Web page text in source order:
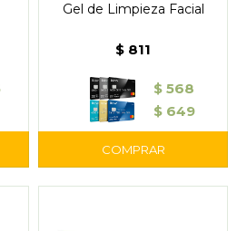
Gel de Limpieza Facial
$ 811
$ 568
$ 649